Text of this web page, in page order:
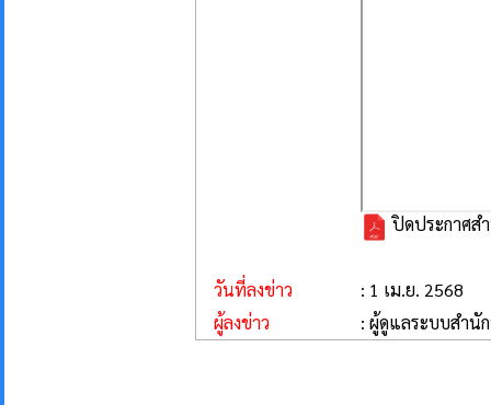
ปิดประกาศส
วันที่ลงข่าว
: 1 เม.ย. 2568
ผู้ลงข่าว
: ผู้ดูแลระบบสำนั